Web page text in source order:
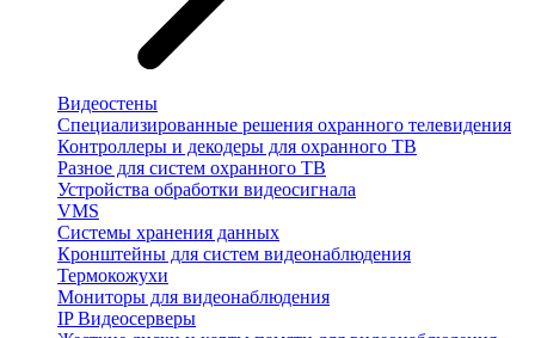
Видеостены
Специализированные решения охранного телевидения
Контроллеры и декодеры для охранного ТВ
Разное для систем охранного ТВ
Устройства обработки видеосигнала
VMS
Системы хранения данных
Кронштейны для систем видеонаблюдения
Термокожухи
Мониторы для видеонаблюдения
IP Видеосерверы